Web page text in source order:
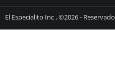
El Especialito Inc , ©2026 -